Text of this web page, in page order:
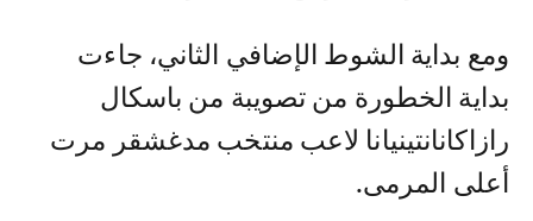
ومع بداية الشوط الإضافي الثاني، جاءت
بداية الخطورة من تصويبة من باسكال
رازاكانانتينيانا لاعب منتخب مدغشقر مرت
أعلى المرمى.